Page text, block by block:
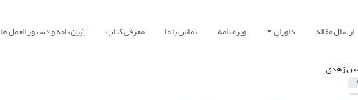
ارسال مقاله داوران ویژه نامه تماس با ما معرفی کتاب آیین نامه و دستور العمل ها
زهدی